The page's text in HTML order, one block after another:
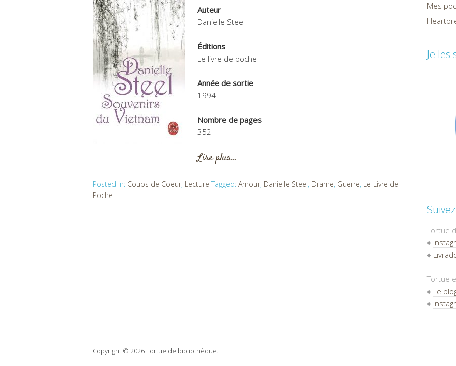
Auteur
Danielle Steel
Éditions
Le livre de poche
Année de sortie
1994
Nombre de pages
352
Lire plus…
Posted in: Coups de Coeur, Lecture Tagged: Amour, Danielle Steel, Drame, Guerre, Le Livre de
Poche
Mes
Je les
Tortue
♦
♦
Tortue
♦ Le
♦
Copyright © 2026 Tortue de bibliothèque.